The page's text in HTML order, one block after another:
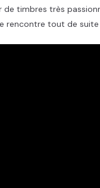
timbres très
rencontre tout de suite